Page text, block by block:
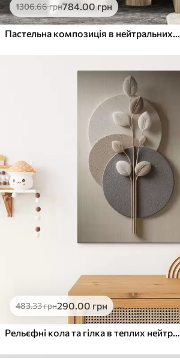
1306.66грн784.00 грн
Пастельна композиція в нейтральних тонах
483.33грн290.00 грн
Рельєфні кола та гілка в теплих нейтральних тонах